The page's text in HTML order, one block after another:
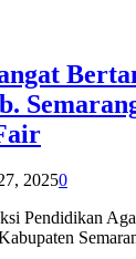
20250
Pendidikan